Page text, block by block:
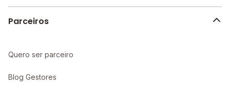
Parceiros
Quero ser parceiro
Blog Gestores